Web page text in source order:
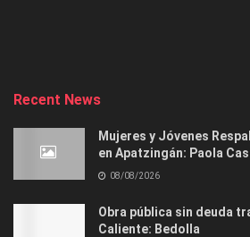
Recent News
Mujeres y Jóvenes
en Apatzingán: Paola
08/08/2026
Obra pública sin deuda
Caliente: Bedolla